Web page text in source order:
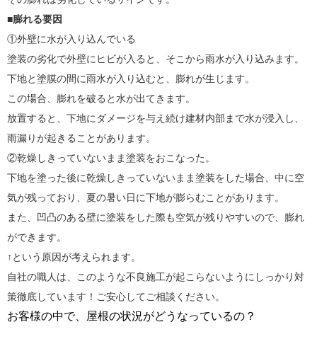
■膨れる要因
①外壁に水が入り込んでいる
塗装の劣化で外壁にヒビが入ると、そこから雨水が入り込みます。
下地と塗膜の間に雨水が入り込むと、膨れが生じます。
この場合、膨れを破ると水が出てきます。
放置すると、下地にダメージを与え続け建材内部まで水が浸入し、
雨漏りが起きることがあります。
②乾燥しきっていないまま塗装をおこなった。
下地を塗った後に乾燥しきっていないまま塗装をした場合、中に空
気が残っており、夏の暑い日に下地が膨らむことがあります。
また、凹凸のある壁に塗装をした際も空気が残りやすいので、膨れ
ができます。
↑という原因が考えられます。
自社の職人は、このような不良施工が起こらないようにしっかり対
策徹底しています！ご安心してご相談ください。
お客様の中で、屋根の状況がどうなっているの？